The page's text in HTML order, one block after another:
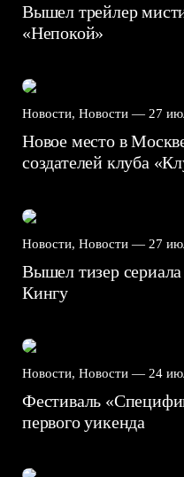
Вышел трейлер
«Непокой»
Новости, Новости — 27
Новое место в
создателей клуба
Новости, Новости — 27
Вышел тизер
Кингу
Новости, Новости — 24
Фестиваль
первого уикенда